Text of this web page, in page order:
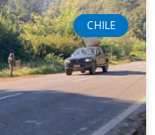
CHILE